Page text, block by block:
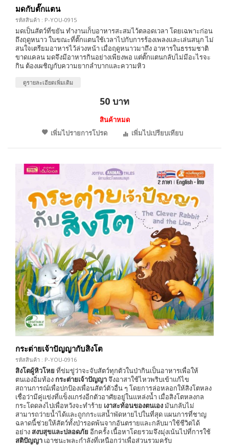
มดกับตั๊กแตน
รหัสสินค้า : P-YOU-0915
มดเป็นสัตว์ที่ขยัน ทำงานเก็บอาหารสะสมไว้ตลอดเวลา โดยเฉพาะก่อน
ถึงฤดูหนาว ในขณะที่ตั๊กแตนใช้เวลาไปกับการร้องเพลงและเล่นสนุก ไม่
สนใจเตรียมอาหารไว้ล่วงหน้า เมื่อฤดูหนาวมาถึง อาหารในธรรมชาติ
ขาดแคลน มดจึงมีอาหารกินอย่างเพียงพอ แต่ตั๊กแตนกลับไม่มีอะไรจะ
กิน ต้องเผชิญกับความยากลำบากและความหิว
ดูรายละเอียดเพิ่มเติม
50 บาท
สินค้าหมด
เพิ่มไปรายการโปรด
เพิ่มไปเปรียบเทียบ
กระต่ายเจ้าปัญญากับสิงโต
รหัสสินค้า : P-YOU-0916
สิงโตผู้หิวโหย ที่ข่มขู่ว่าจะจับสัตว์ทุกตัวในป่ากินเป็นอาหารเพื่อให้
ตนเองอิ่มท้องกระต่ายเจ้าปัญญาจึงอาสาใช้ไหวพริบเข้าแก้ไข
สถานการณ์เพื่อปกป้องเพื่อนสัตว์ตัวอื่น ๆ โดยการล่อหลอกให้สิงโตหลง
เชื่อว่ามีคู่แข่งที่แข็งแกร่งอีกตัวอาศัยอยู่ในแหล่งน้ำ เมื่อสิงโตหลงกล
กระโดดลงไปเพื่อหวังจะทำร้าย เงาสะท้อนของตนเองมันกลับไม่
สามารถว่ายน้ำได้และถูกกระแสน้ำพัดหายไปในที่สุด แผนการที่ชาญ
ฉลาดนี้ช่วยให้สัตว์ทั้งป่ารอดพ้นจากอันตรายและกลับมาใช้ชีวิตได้
อย่างสงบสุขและปลอดภัย อีกครั้ง เนื้อหาโดยรวมจึงมุ่งเน้นไปที่การใช้
สติปัญญา เอาชนะพละกำลังที่เหนือกว่าเพื่อส่วนรวมครับ